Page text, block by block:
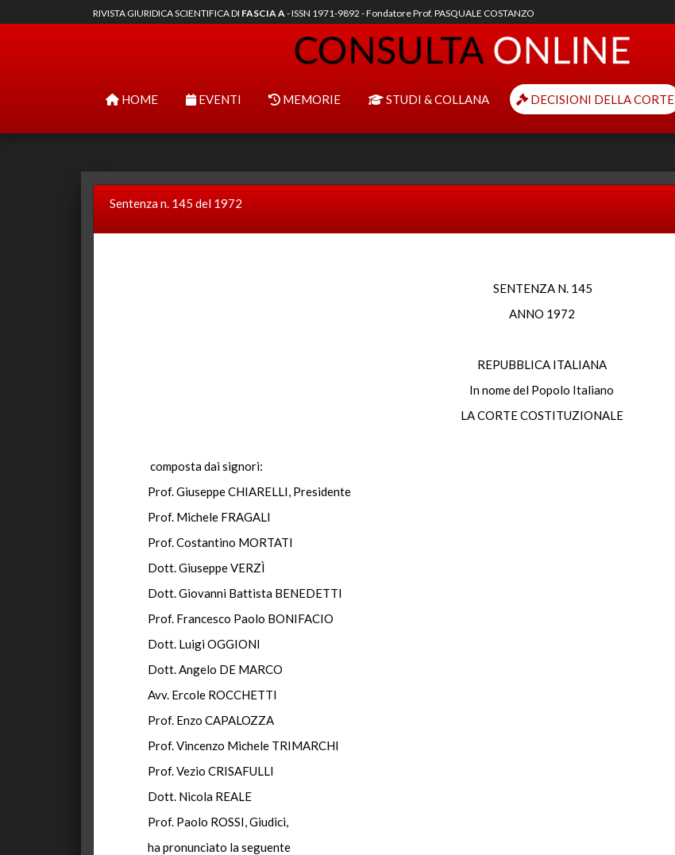
RIVISTA GIURIDICA SCIENTIFICA DI FASCIA A- ISSN 1971-9892 - Fondatore Prof. PASQUALE COSTANZO
HOME EVENTI MEMORIE STUDI & COLLANA DECISIONI DELLA CORTE
Sentenza n. 145 del 1972
SENTENZA N. 145
ANNO 1972
REPUBBLICA ITALIANA
In nome del Popolo Italiano
LA CORTE COSTITUZIONALE
composta dai signori:
Prof. Giuseppe CHIARELLI, Presidente
Prof. Michele FRAGALI
Prof. Costantino MORTATI
Dott. Giuseppe VERZÌ
Dott. Giovanni Battista BENEDETTI
Prof. Francesco Paolo BONIFACIO
Dott. Luigi OGGIONI
Dott. Angelo DE MARCO
Avv. Ercole ROCCHETTI
Prof. Enzo CAPALOZZA
Prof. Vincenzo Michele TRIMARCHI
Prof. Vezio CRISAFULLI
Dott. Nicola REALE
Prof. Paolo ROSSI, Giudici,
ha pronunciato la seguente